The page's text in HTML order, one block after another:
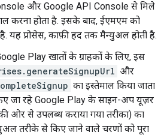
और Google API Console से मिले
करना होता है. इसके बाद, ईएमएम को
यह प्रोसेस, काफ़ी हद तक मैन्युअल होती है.
Play खातों के ग्राहकों के लिए, इस
और
का इस्तेमाल किया जाता
जा रहे Google Play के साइन-अप यूज़र
ओर से उपलब्ध कराया गया तरीका) का
तरीके से किए जाने वाले चरणों को पूरा